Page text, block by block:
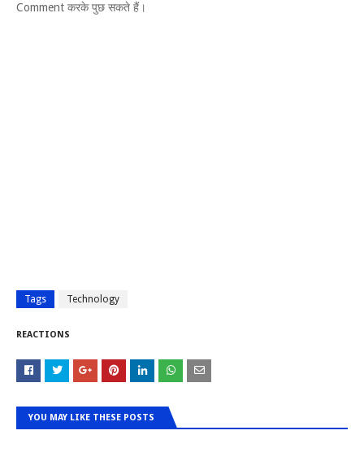
Comment करके पुछ सकते हैं।
Tags Technology
REACTIONS
YOU MAY LIKE THESE POSTS